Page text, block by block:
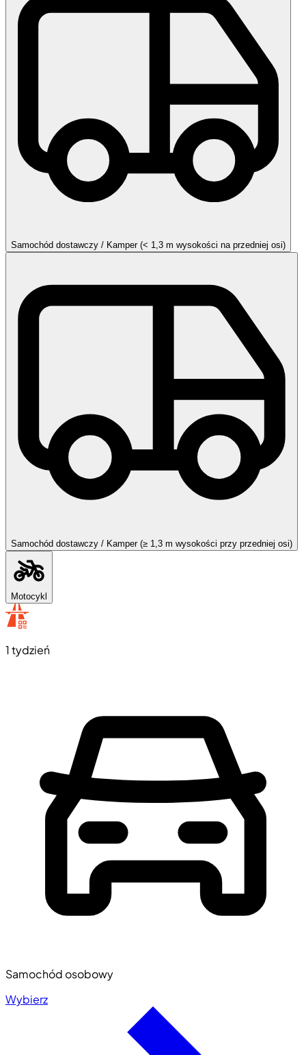
Samochód dostawczy / Kamper (< 1,3 m wysokości na przedniej osi)
Samochód dostawczy / Kamper (≥ 1,3 m wysokości przy przedniej osi)
Motocykl
1 tydzień
Samochód osobowy
Wybierz